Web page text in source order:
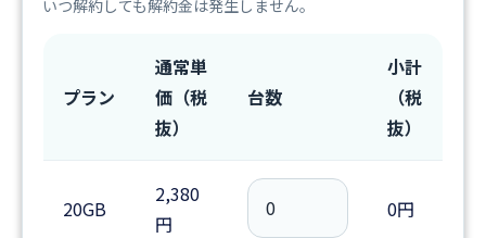
いつ解約しても解約金は発生しません。
プラン
通常単
価（税
抜）
台数
小計
（税
抜）
20GB
2,380
円
0円